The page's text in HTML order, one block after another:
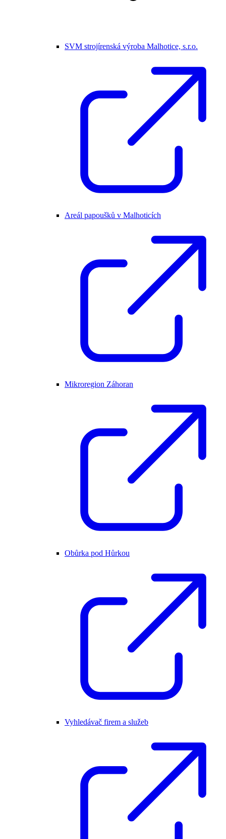
SVM strojírenská výroba Malhotice, s.r.o.
Areál papoušků v Malhoticích
Mikroregion Záhoran
Obůrka pod Hůrkou
Vyhledávač firem a služeb